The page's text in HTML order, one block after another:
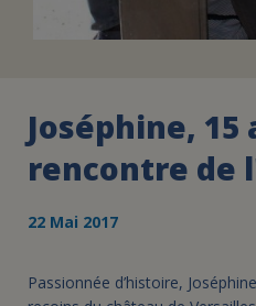
Joséphine, 15
rencontre de
22 Mai 2017
Passionnée d’histoire,